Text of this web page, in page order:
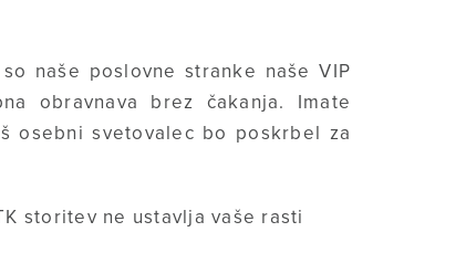
naše poslovne stranke naše VIP
obravnava brez čakanja. Imate
osebni svetovalec bo poskrbel za
storitev ne ustavlja vaše rasti